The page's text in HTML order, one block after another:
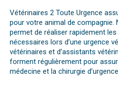
Vétérinaires 2 Toute Urgence
pour votre animal de compagnie.
permet de réaliser rapidement
nécessaires lors d’une urgence
vétérinaires et d’assistants
forment régulièrement pour
médecine et la chirurgie